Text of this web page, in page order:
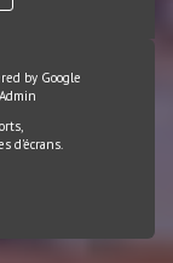
by Google
Admin
d'écrans.